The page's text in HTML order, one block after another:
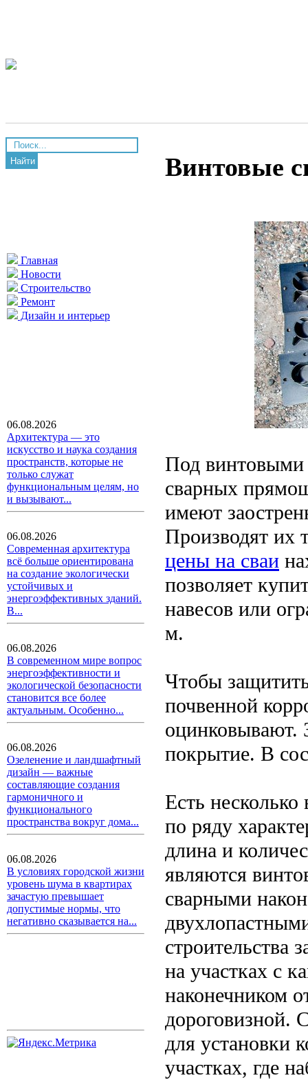
Найти
Главная
Новости
Строительство
Ремонт
Дизайн и интерьер
06.08.2026
Архитектура — это
искусство и наука создания
пространств, которые не
только служат
функциональным целям, но
и вызывают...
06.08.2026
Современная архитектура
всё больше ориентирована
на создание экологически
устойчивых и
энергоэффективных зданий.
В...
06.08.2026
В современном мире вопрос
энергоэффективности и
экологической безопасности
становится все более
актуальным. Особенно...
06.08.2026
Озеленение и ландшафтный
дизайн — важные
составляющие создания
гармоничного и
функционального
пространства вокруг дома...
06.08.2026
В условиях городской жизни
уровень шума в квартирах
зачастую превышает
допустимые нормы, что
негативно сказывается на...
Винтовые
Под винтовыми
сварных
имеют
Производят их
цены на сваи
позволяет
навесов или
м.
Чтобы
почвенной
оцинковывают.
покрытие. В
Есть
по ряду
длина и
являются
сварными
строительства
на участках с
наконечником
дороговизной.
для установки
участках, где